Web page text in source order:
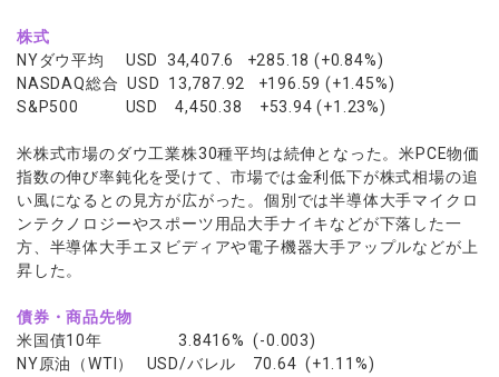
株式
NYダウ平均 USD 34,407.6 +285.18 (+0.84%)
NASDAQ総合 USD 13,787.92 +196.59 (+1.45%)
S&P500 USD 4,450.38 +53.94 (+1.23%)
米株式市場のダウ工業株30種平均は続伸となった。米PCE物価
指数の伸び率鈍化を受けて、市場では金利低下が株式相場の追
い風になるとの見方が広がった。個別では半導体大手マイクロ
ンテクノロジーやスポーツ用品大手ナイキなどが下落した一
方、半導体大手エヌビディアや電子機器大手アップルなどが上
昇した。
債券・商品先物
米国債10年 3.8416% (-0.003)
NY原油（WTI） USD/バレル 70.64 (+1.11%)